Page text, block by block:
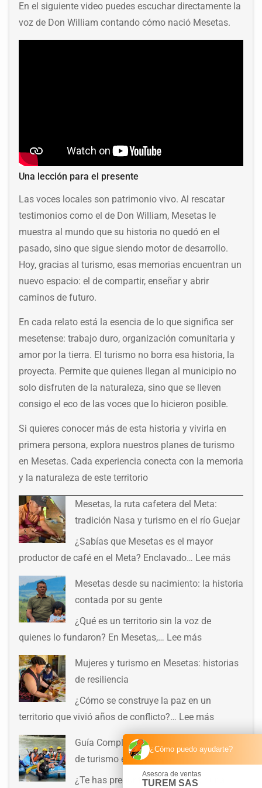
En el siguiente video puedes escuchar directamente la
voz de Don William contando cómo nació Mesetas.
Una lección para el presente
Las voces locales son patrimonio vivo. Al rescatar
testimonios como el de Don William, Mesetas le
muestra al mundo que su historia no quedó en el
pasado, sino que sigue siendo motor de desarrollo.
Hoy, gracias al turismo, esas memorias encuentran un
nuevo espacio: el de compartir, enseñar y abrir
caminos de futuro.
En cada relato está la esencia de lo que significa ser
mesetense: trabajo duro, organización comunitaria y
amor por la tierra. El turismo no borra esa historia, la
proyecta. Permite que quienes llegan al municipio no
solo disfruten de la naturaleza, sino que se lleven
consigo el eco de las voces que lo hicieron posible.
Si quieres conocer más de esta historia y vivirla en
primera persona, explora nuestros planes de turismo
en Mesetas. Cada experiencia conecta con la memoria
y la naturaleza de este territorio
Mesetas, la ruta cafetera del Meta:
tradición Nasa y turismo en el río Guejar
¿Sabías que Mesetas es el mayor
productor de café en el Meta? Enclavado… Lee más
Mesetas desde su nacimiento: la historia
contada por su gente
¿Qué es un territorio sin la voz de
quienes lo fundaron? En Mesetas,… Lee más
Mujeres y turismo en Mesetas: historias
de resiliencia
¿Cómo se construye la paz en un
territorio que vivió años de conflicto?… Lee más
Guía Completa: ¿Cómo elegir empresas
de turismo en Mesetas?
¿Te has preguntado cómo elegir una
¿Cómo puedo ayudarte?
Asesora de ventas
TUREM SAS